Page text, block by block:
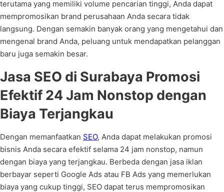
terutama yang memiliki volume pencarian tinggi, Anda dapat
mempromosikan brand perusahaan Anda secara tidak
langsung. Dengan semakin banyak orang yang mengetahui dan
mengenal brand Anda, peluang untuk mendapatkan pelanggan
baru juga semakin besar.
Jasa SEO di Surabaya Promosi
Efektif 24 Jam Nonstop dengan
Biaya Terjangkau
Dengan memanfaatkan SEO, Anda dapat melakukan promosi
bisnis Anda secara efektif selama 24 jam nonstop, namun
dengan biaya yang terjangkau. Berbeda dengan jasa iklan
berbayar seperti Google Ads atau FB Ads yang memerlukan
biaya yang cukup tinggi, SEO dapat terus mempromosikan